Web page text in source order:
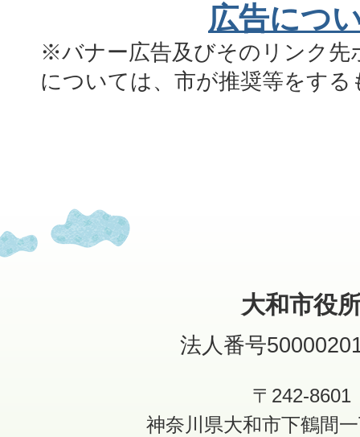
広告につ
※バナー広告及びそのリンク先
については、市が推奨等をす
大和市役
法人番号
〒242-8601
神奈川県大和市下鶴間